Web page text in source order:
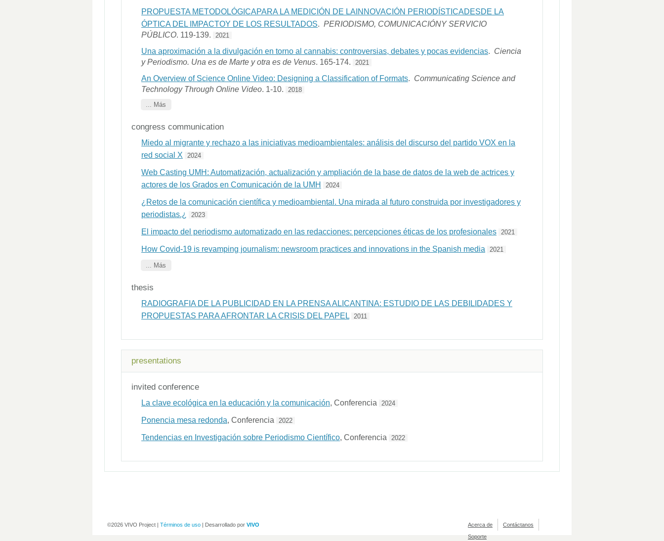
PROPUESTA METODOLÓGICAPARA LA MEDICIÓN DE LAINNOVACIÓN PERIODÍSTICADESDE LA
ÓPTICA DEL IMPACTOY DE LOS RESULTADOS. PERIODISMO, COMUNICACIÓNY SERVICIO
PÚBLICO. 119-139. 2021
Una aproximación a la divulgación en torno al cannabis: controversias, debates y pocas evidencias. Ciencia
y Periodismo. Una es de Marte y otra es de Venus. 165-174. 2021
An Overview of Science Online Video: Designing a Classification of Formats. Communicating Science and
Technology Through Online Video. 1-10.
2018
... Más
congress communication
Miedo al migrante y rechazo a las iniciativas medioambientales: análisis del discurso del partido VOX en la
red social X
2024
Web Casting UMH: Automatización, actualización y ampliación de la base de datos de la web de actrices y
actores de los Grados en Comunicación de la UMH
2024
¿Retos de la comunicación científica y medioambiental. Una mirada al futuro construida por investigadores y
periodistas.¿
2023
El impacto del periodismo automatizado en las redacciones: percepciones éticas de los profesionales 2021
How Covid-19 is revamping journalism: newsroom practices and innovations in the Spanish media 2021
... Más
thesis
RADIOGRAFIA DE LA PUBLICIDAD EN LA PRENSA ALICANTINA: ESTUDIO DE LAS DEBILIDADES Y
PROPUESTAS PARA AFRONTAR LA CRISIS DEL PAPEL
2011
presentations
invited conference
La clave ecológica en la educación y la comunicación, Conferencia 2024
Ponencia mesa redonda, Conferencia 2022
Tendencias en Investigación sobre Periodismo Científico, Conferencia 2022
©2026 VIVO Project | Términos de uso | Desarrollado por VIVO Acerca de
Contáctanos
Soporte